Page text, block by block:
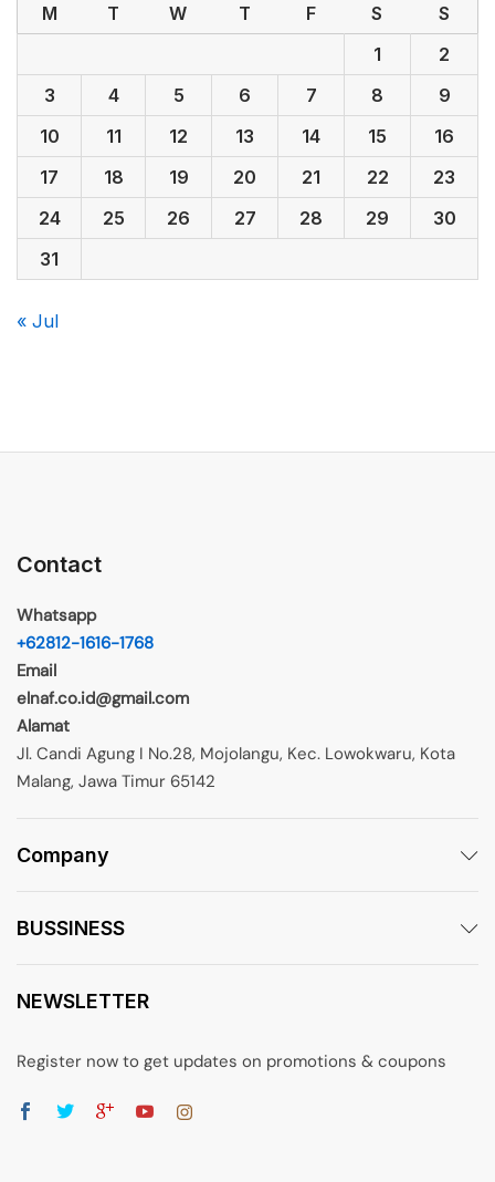
M T W T F S
S
1
2
3
4 5 6 7 8
9
10
11 12 13 14 15
16
17
18 19 20 21 22
23
24
25 26 27 28 29
30
31
« Jul
Contact
Whatsapp
+62812-1616-1768
Email
elnaf.co.id@gmail.com
Alamat
Jl. Candi Agung I No.28, Mojolangu, Kec. Lowokwaru, Kota
Malang, Jawa Timur 65142
Company
BUSSINESS
NEWSLETTER
Register now to get updates on promotions & coupons